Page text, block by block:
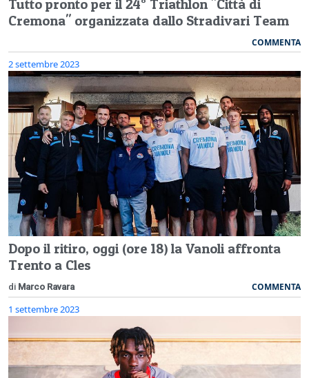
Tutto pronto per il 24° Triathlon "Città di
Cremona" organizzata dallo Stradivari Team
COMMENTA
2 settembre 2023
Dopo il ritiro, oggi (ore 18) la Vanoli affronta
Trento a Cles
di Marco Ravara COMMENTA
1 settembre 2023